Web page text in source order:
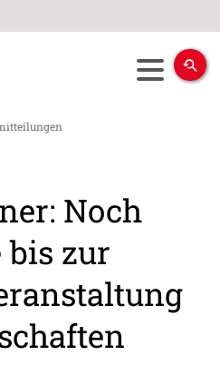
Noch
bis zur